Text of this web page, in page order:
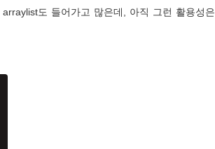
도 들어가고 많은데, 아직 그런 활용성은